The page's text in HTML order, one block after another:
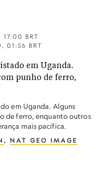
17:00 BRT
01:56 BRT
em Uganda. Alguns
de ferro, enquanto outros
mais pacífica.
, NAT GEO IMAGE